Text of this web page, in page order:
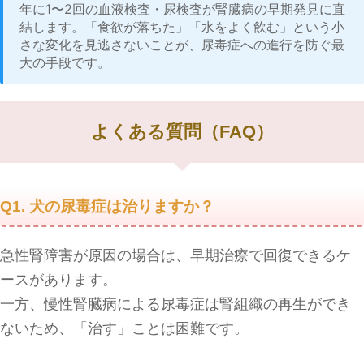
年に1〜2回の血液検査・尿検査が腎臓病の早期発見に直
結します。「食欲が落ちた」「水をよく飲む」という小
さな変化を見逃さないことが、尿毒症への進行を防ぐ最
大の手段です。
よくある質問（FAQ）
Q1. 犬の尿毒症は治りますか？
急性腎障害が原因の場合は、早期治療で回復できるケ
ースがあります。
一方、慢性腎臓病による尿毒症は腎組織の再生ができ
ないため、「治す」ことは困難です。